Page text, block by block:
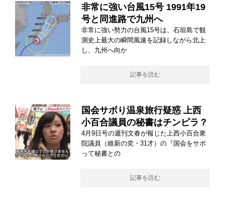
非常に強い台風15号 1991年19
号と同進路で九州へ
非常に強い勢力の台風15号は、石垣島で観
測史上最大の瞬間風速を記録しながら北上
し、九州へ向か
記事を読む
国会サボり温泉旅行疑惑 上西
小百合議員の秘書はチンピラ？
4月9日号の週刊文春が報じた上西小百合衆
院議員（維新の党・31才）の『国会をサボ
って秘書との
記事を読む